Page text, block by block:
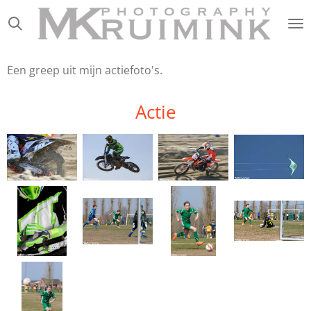
Ga
direct
de
hoofdinhoud
Een greep uit mijn actiefoto's.
Actie